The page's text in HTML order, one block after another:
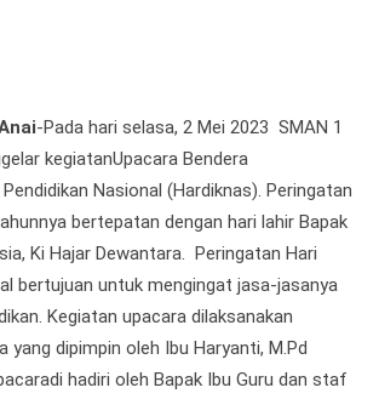
-Pada hari selasa, 2 Mei 2023 SMAN 1
kegiatanUpacara Bendera
Nasional (Hardiknas). Peringatan
bertepatan dengan hari lahir Bapak
Ki Hajar Dewantara. Peringatan Hari
bertujuan untuk mengingat jasa-jasanya
Kegiatan upacara dilaksanakan
yang dipimpin oleh Ibu Haryanti, M.Pd
hadiri oleh Bapak Ibu Guru dan staf